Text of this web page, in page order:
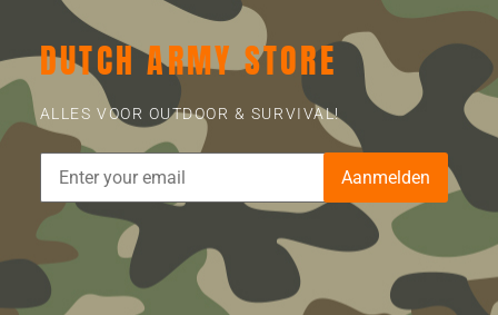
DUTCH ARMY STORE
ALLES VOOR OUTDOOR & SURVIVAL!
Aanmelden